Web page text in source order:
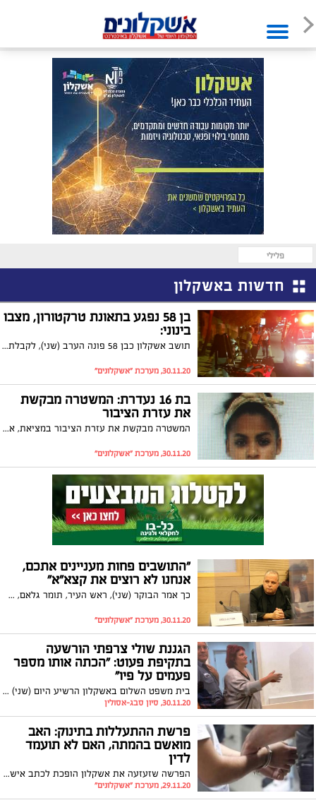
פלילי
חדשות באשקלון
בן 58 נפגע בתאונת טרקטורון, מצבו
בינוני:
תושב אשקלון כבן 58 פונה הערב (שני), לקבלת טיפול בביה"ח "ברזילי" לאחר שהתהפך עם הטרקטורון כליו רכב. הוא פונה במצב בינוני עם חבלת ראש
30.11.20, מערכת "אשקלונים"
בת 16 נעדרת: המשטרה מבקשת
את עזרת הציבור
המשטרה מבקשת את עזרת הציבור במציאת, אושר גטה, בת ה-16 מאשקלון, אשר נעדרת מיום רביעי
30.11.20, מערכת "אשקלונים"
"התושבים פחות מעניינים אתכם,
אנחנו לא רוצים את קצא"א"
כך אמר הבוקר (שני), ראש העיר, תומר גלאם, שהשתתף בוועדה להגנת הסביבה במעמד השרה להגנת הסביבה, גילה גמליאל, יו״ר הוועדה, ח״כ מיקי חיימוביץ׳ וחברי הוועדה. צפו בדבריו
30.11.20, מערכת "אשקלונים"
הגננת שולי צרפתי הורשעה
בתקיפת פעוט: "הכתה אותו מספר
פעמים על פיו"
בית משפט השלום באשקלון הרשיע היום (שני) את הגננת שולמית צרפתי בתקיפתו של פעוט כשהוא מתבסס בעיקר על עדותה של סייעת שפנתה למשטרה לאחר שהאירוע עצמו לא תועד במצלמות. צרפתי: "נעשה לי עוול"
30.11.20, סיון סבג-אסולין
פרשת ההתעללות בתינוק: האב
מואשם בהמתה, האם לא תועמד
לדין
הפרשה שזעזעה את אשקלון הופכת לכתב אישום: מחומר החקירה עולה כי האב (27) נהג באגרסיביות בבנו הפעוט עוד קודם לאירוע שהוביל לאשפוזו, טענותיו כי הנזקים החומרים נגרמו מפורמולת חלב נדחו על ידי הרופאים. הפרקליטות החליטה כי האם שהתריעה על כך בפני בעלה, לא תועמד לדין
29.11.20, מערכת "אשקלונים"